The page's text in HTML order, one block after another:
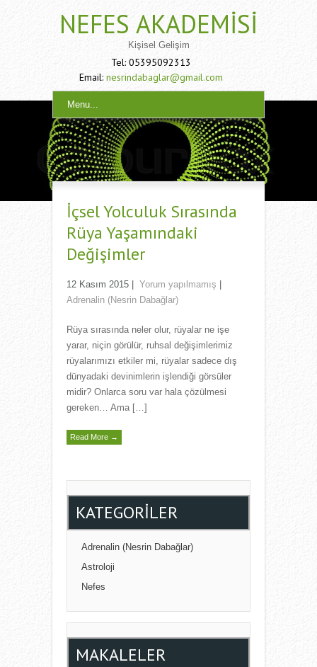
NEFES AKADEMISI
Kişisel Gelişim
Tel: 05395092313
Email: nesrindabaglar@gmail.com
Menu...
İçsel Yolculuk Sırasında
Rüya Yaşamındaki
Değişimler
12 Kasım 2015 Yorum yapılmamış
Adrenalin (Nesrin Dabağlar)
Rüya sırasında neler olur, rüyalar ne işe
yarar, niçin görülür, ruhsal değişimlerimiz
rüyalarımızı etkiler mi, rüyalar sadece dış
dünyadaki devinimlerin işlendiği görsüler
midir? Onlarca soru var hala çözülmesi
gereken… Ama […]
Read More →
KATEGORILER
Adrenalin (Nesrin Dabağlar)
Astroloji
Nefes
MAKALELER